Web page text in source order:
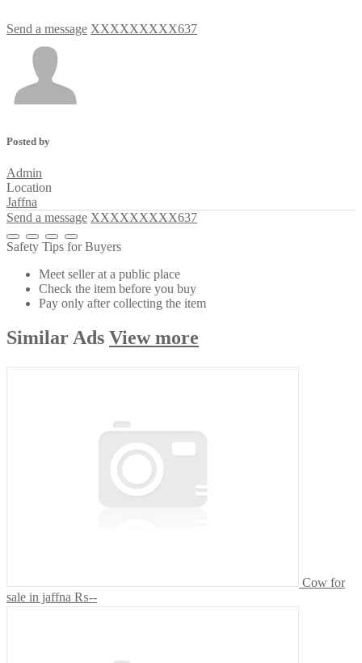
Send a message XXXXXXXXX637
Posted by
Admin
Location
Jaffna
Send a message XXXXXXXXX637
Safety Tips for Buyers
Meet seller at a public place
Check the item before you buy
Pay only after collecting the item
Similar Ads View more
Cow for
sale in jaffna ₨--